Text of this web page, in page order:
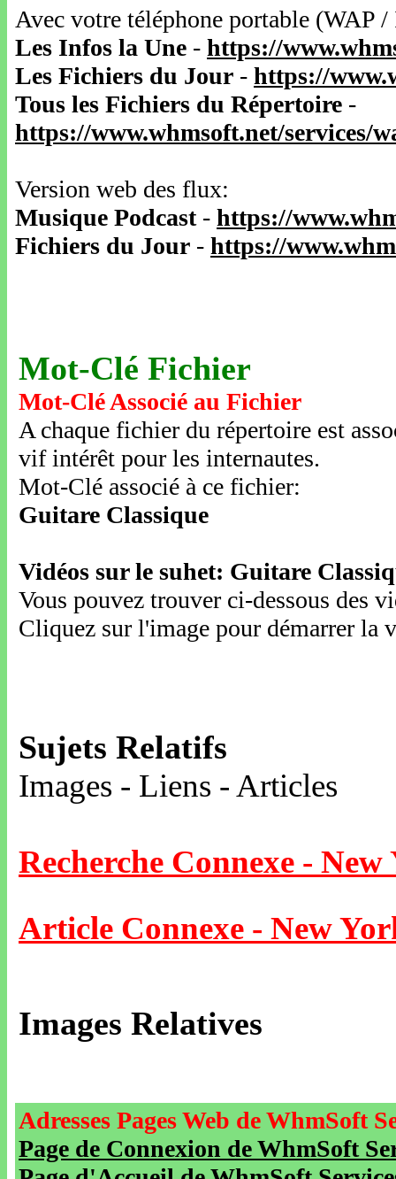
Avec votre téléphone portable
Les Infos la Une - https://
Les Fichiers du Jour - https://
Tous les Fichiers du Répertoire -
https://www.whmsoft.net/services/
Version web des flux:
Musique Podcast- https://
Fichiers du Jour - https://
Mot-Clé Fichier
Mot-Clé Associé au Fichier
A chaque fichier du répertoire est
vif intérêt pour les internautes.
Mot-Clé associé à ce fichier:
Guitare Classique
Vidéos sur le suhet: Guitare
Vous pouvez trouver ci-dessous des
Cliquez sur l'image pour démarrer la
Sujets Relatifs
Images - Liens - Articles
Recherche Connexe -
Article Connexe - New
Images Relatives
Adresses Pages Web de WhmSoft
Page de Connexion de WhmSoft